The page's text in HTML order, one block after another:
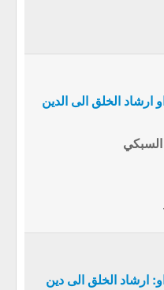
ارشاد الخلق الى الدين
ارشاد الخلق الى دين